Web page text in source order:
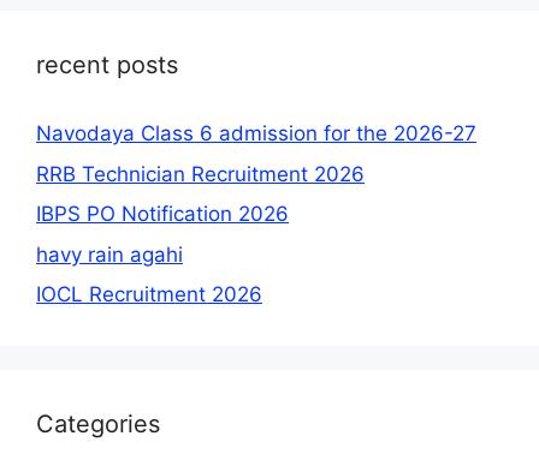
recent posts
Navodaya Class 6 admission for the 2026-27
RRB Technician Recruitment 2026
IBPS PO Notification 2026
havy rain agahi
IOCL Recruitment 2026
Categories